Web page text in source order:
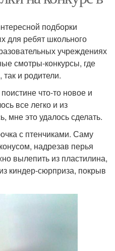
подборки
для ребят школьного
учреждениях
смотры-конкурсы, где
и родители.
что-то новое и
все легко и из
мне это удалось сделать.
с птенчиками. Саму
надрезав перья
вылепить из пластилина,
киндер-сюрприза, покрыв